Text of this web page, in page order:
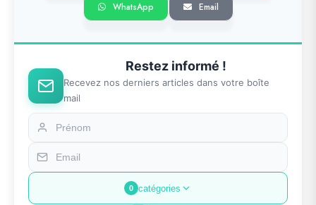
WhatsApp Email
Restez informé !
Recevez nos derniers articles dans votre boîte
mail
0 catégories